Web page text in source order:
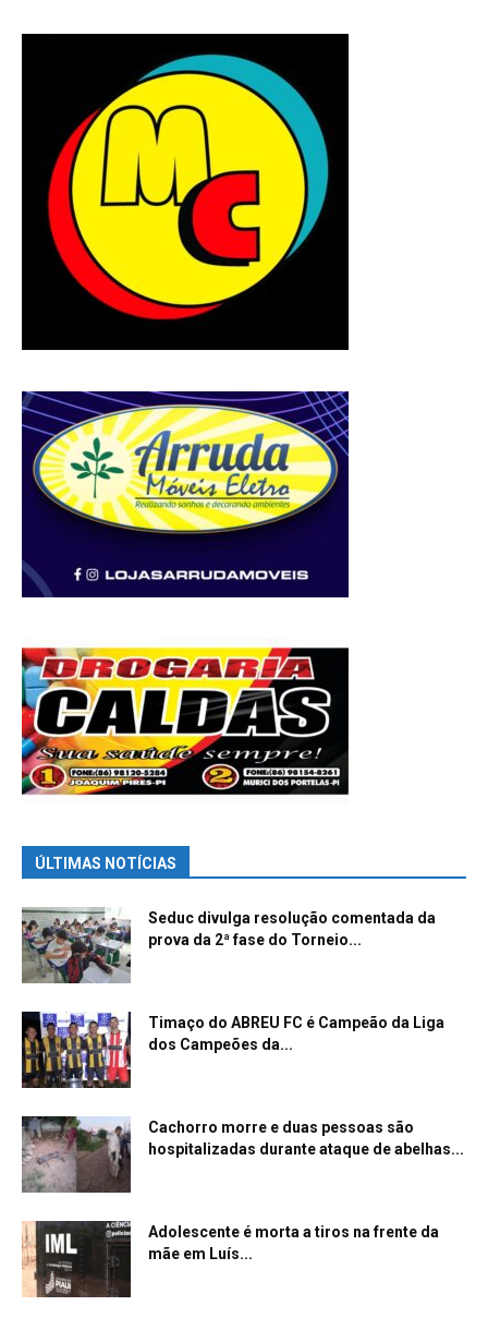
ÚLTIMAS NOTÍCIAS
Seduc divulga resolução comentada da
prova da 2ª fase do Torneio...
Timaço do ABREU FC é Campeão da Liga
dos Campeões da...
Cachorro morre e duas pessoas são
hospitalizadas durante ataque de abelhas...
Adolescente é morta a tiros na frente da
mãe em Luís...